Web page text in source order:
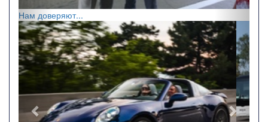
Нам доверяют...
Назад